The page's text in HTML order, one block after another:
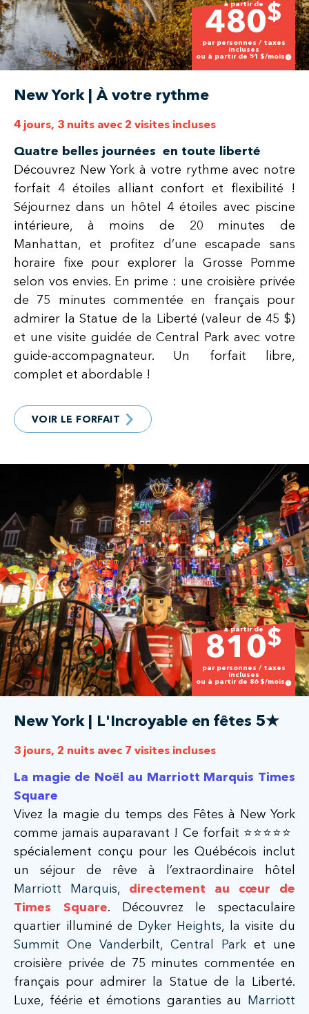
à partir de
480$
par personnes / taxes
incluses
ou à partir de 51 $/mois
New York | À votre rythme
4 jours, 3 nuits avec 2 visites incluses
Quatre belles journées en toute liberté
Découvrez New York à votre rythme avec notre
forfait 4 étoiles alliant confort et flexibilité !
Séjournez dans un hôtel 4 étoiles avec piscine
intérieure, à moins de 20 minutes de
Manhattan, et profitez d’une escapade sans
horaire fixe pour explorer la Grosse Pomme
selon vos envies. En prime : une croisière privée
de 75 minutes commentée en français pour
admirer la Statue de la Liberté (valeur de 45 $)
et une visite guidée de Central Park avec votre
guide-accompagnateur. Un forfait libre,
complet et abordable !
VOIR LE FORFAIT
à partir de
810$
par personnes / taxes
incluses
ou à partir de 86$/mois
New York | L'Incroyable en fêtes 5★
3 jours, 2 nuits avec 7 visites incluses
La magie de Noël au Marriott Marquis Times
Square
Vivez la magie du temps des Fêtes à New York
comme jamais auparavant ! Ce forfait ⭐️⭐️⭐️⭐️⭐️
spécialement conçu pour les Québécois inclut
un séjour de rêve à l’extraordinaire hôtel
Marriott Marquis, directement au cœur de
Times Square. Découvrez le spectaculaire
quartier illuminé de
Dyker Heights, la visite du
Summit One Vanderbilt, Central Park et une
croisière privée de 75 minutes commentée en
français pour admirer la Statue de la Liberté.
Luxe, féérie et émotions garanties au
Marriott